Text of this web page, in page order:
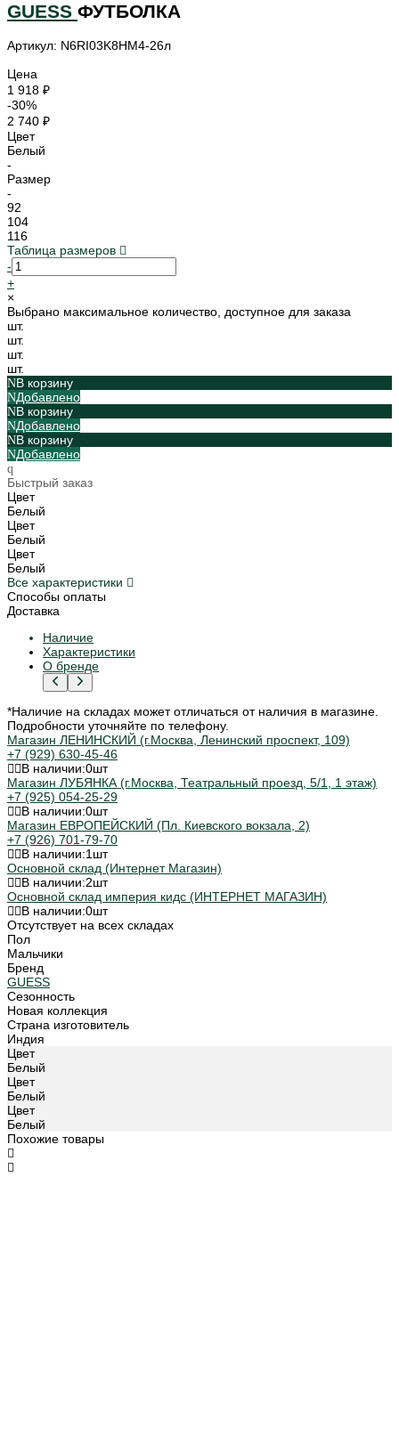
GUESS ФУТБОЛКА
Артикул: N6RI03K8HM4-26л
Цена
1 918 ₽
-30%
2 740 ₽
Цвет
Белый
-
Размер
-
92
104
116
Таблица размеров
-
+
×
Выбрано максимальное количество, доступное для заказа
шт.
шт.
шт.
шт.
В корзину
Добавлено
В корзину
Добавлено
В корзину
Добавлено
Быстрый заказ
Цвет
Белый
Цвет
Белый
Цвет
Белый
Все характеристики
Способы оплаты
Доставка
Наличие
Характеристики
О бренде
*Наличие на складах может отличаться от наличия в магазине.
Подробности уточняйте по телефону.
Магазин ЛЕНИНСКИЙ (г.Москва, Ленинский проспект, 109)
+7 (929) 630-45-46
В наличии:0шт
Магазин ЛУБЯНКА (г.Москва, Театральный проезд, 5/1, 1 этаж)
+7 (925) 054-25-29
В наличии:0шт
Магазин ЕВРОПЕЙСКИЙ (Пл. Киевского вокзала, 2)
+7 (926) 701-79-70
В наличии:1 шт
Основной склад (Интернет Магазин)
В наличии:2шт
Основной склад империя кидс (ИНТЕРНЕТ МАГАЗИН)
В наличии:0шт
Отсутствует на всех складах
Пол
Мальчики
Бренд
GUESS
Сезонность
Новая коллекция
Страна изготовитель
Индия
Цвет
Белый
Цвет
Белый
Цвет
Белый
Похожие товары